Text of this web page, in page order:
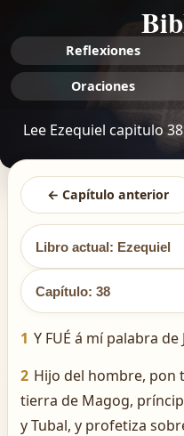
Reflexiones
Oraciones
Lee Ezequiel capitulo
← Capítulo anterior
Libro actual: Ezequiel
Capítulo: 38
1 Y FUÉ á mí palabra
2 Hijo del hombre, pon
tierra de Magog,
y Tubal, y profetiza